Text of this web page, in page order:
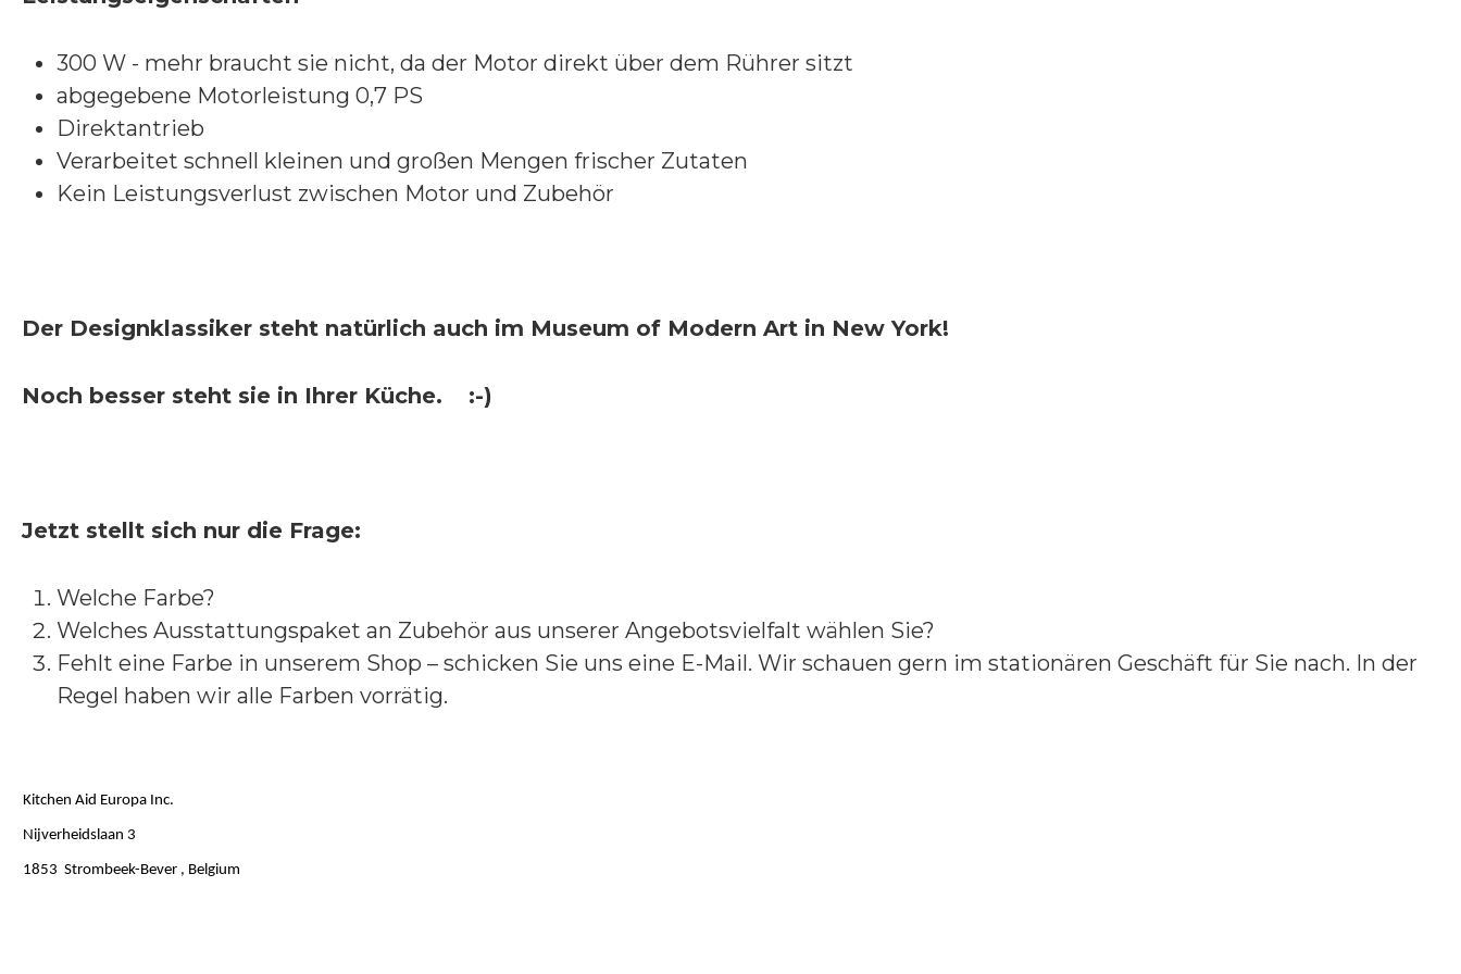
300 W - mehr braucht sie nicht, da der Motor direkt über dem Rührer sitzt
abgegebene Motorleistung 0,7 PS
Direktantrieb
Verarbeitet schnell kleinen und großen Mengen frischer Zutaten
Kein Leistungsverlust zwischen Motor und Zubehör
Der Designklassiker steht natürlich auch im Museum of Modern Art in New York!
Noch besser steht sie in Ihrer Küche. :-)
Jetzt stellt sich nur die Frage:
Welche Farbe?
Welches Ausstattungspaket an Zubehör aus unserer Angebotsvielfalt wählen Sie?
Fehlt eine Farbe in unserem Shop – schicken Sie uns eine E-Mail. Wir schauen gern im stationären Geschäft für Sie nach. In der
Regel haben wir alle Farben vorrätig.
Kitchen Aid Europa Inc.
Nijverheidslaan 3
1853 Strombeek-Bever , Belgium